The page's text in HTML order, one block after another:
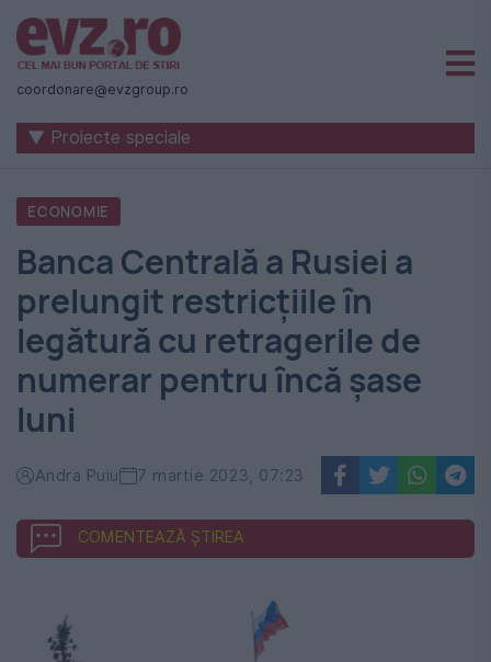
Știri
naționale
internaționale
România
-
Evenimentul
Zilei
coordonare@evzgroup.ro
▼ Proiecte speciale
ECONOMIE
Banca Centrală a Rusiei a
prelungit restricțiile în
legătură cu retragerile de
numerar pentru încă șase
luni
Andra Puiu 7 martie 2023, 07:23
COMENTEAZĂ ȘTIREA